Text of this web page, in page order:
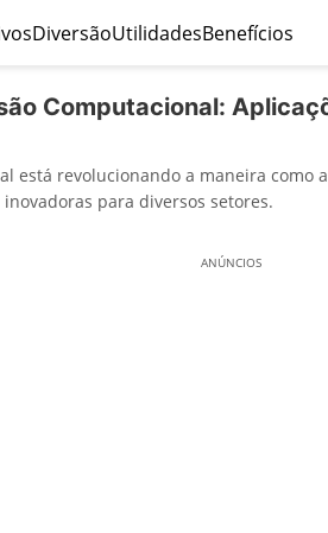
DiversãoUtilidadesBenefícios
Computacional:
está revolucionando a maneira como
para diversos setores.
ANÚNCIOS